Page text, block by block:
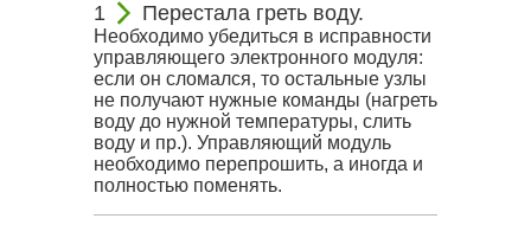
Перестала греть воду.
Необходимо убедиться в исправности
управляющего электронного модуля:
если он сломался, то остальные узлы
не получают нужные команды (нагреть
воду до нужной температуры, слить
воду и пр.). Управляющий модуль
необходимо перепрошить, а иногда и
полностью поменять.